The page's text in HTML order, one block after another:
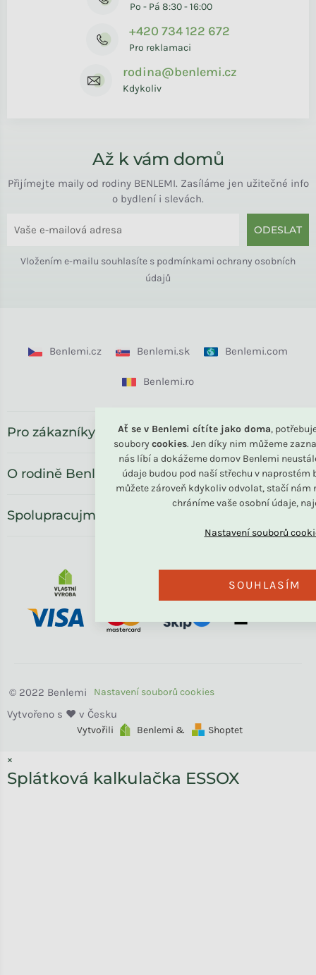
Ať se v Benlemi cítíte jako doma,
soubory cookies. Jen díky nim můžeme
nás líbí a dokážeme domov Benlemi
údaje budou pod naší střechu v naprostém
můžete zároveň kdykoliv odvolat, stačí nám
chráníme vaše osobní údaje,
SOUHLASÍM
Po - Pá 8:30 - 16:00
+420 734 122 672
Pro reklamaci
rodina@benlemi.cz
Kdykoliv
Až k vám domů
Přijímejte maily od rodiny BENLEMI. Zasíláme jen užitečné info
o bydlení i slevách.
ODESLAT
Vložením e-mailu souhlasíte s podmínkami ochrany osobních
údajů
Benlemi.cz Benlemi.sk Benlemi.com
Benlemi.ro
Pro zákazníky
O rodině Benlemi
Spolupracujme
Vytvořili Benlemi & Shoptet
Benlemi
×
Splátková kalkulačka ESSOX